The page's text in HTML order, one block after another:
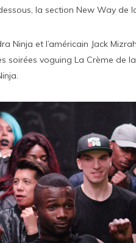
la section New Way de
Ninja et l’américain Jack
soirées voguing La Crème de